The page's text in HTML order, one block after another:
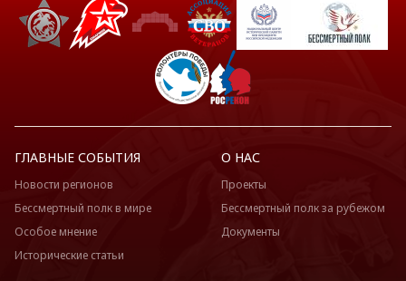
ГЛАВНЫЕ СОБЫТИЯ
Новости регионов
Бессмертный полк в мире
Особое мнение
Исторические статьи
О НАС
Проекты
Бессмертный полк за рубежом
Документы